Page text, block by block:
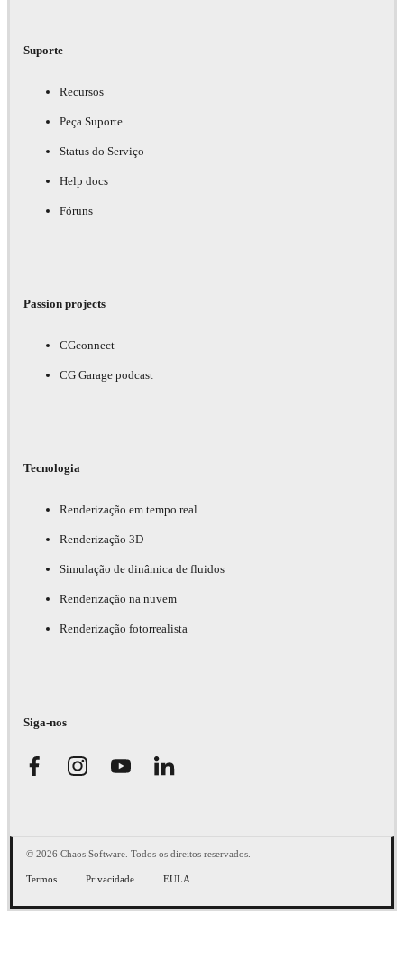
Suporte
Recursos
Peça Suporte
Status do Serviço
Help docs
Fóruns
Passion projects
CGconnect
CG Garage podcast
Tecnologia
Renderização em tempo real
Renderização 3D
Simulação de dinâmica de fluidos
Renderização na nuvem
Renderização fotorrealista
Siga-nos
© 2026 Chaos Software. Todos os direitos reservados.
Termos Privacidade EULA